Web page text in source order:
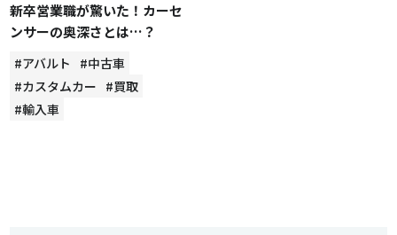
新卒営業職が驚いた！カーセ
ンサーの奥深さとは…？
#アバルト
#中古車
#カスタムカー #買取
#輸入車